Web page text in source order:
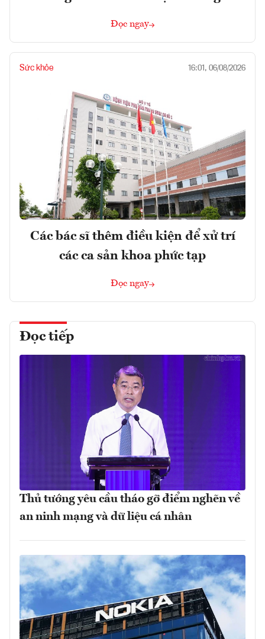
Đọc ngay
Sức khỏe 16:01, 06/08/2026
Các bác sĩ thêm điều kiện để xử trí
các ca sản khoa phức tạp
Đọc ngay
Đọc tiếp
Thủ tướng yêu cầu tháo gỡ điểm nghẽn về
an ninh mạng và dữ liệu cá nhân